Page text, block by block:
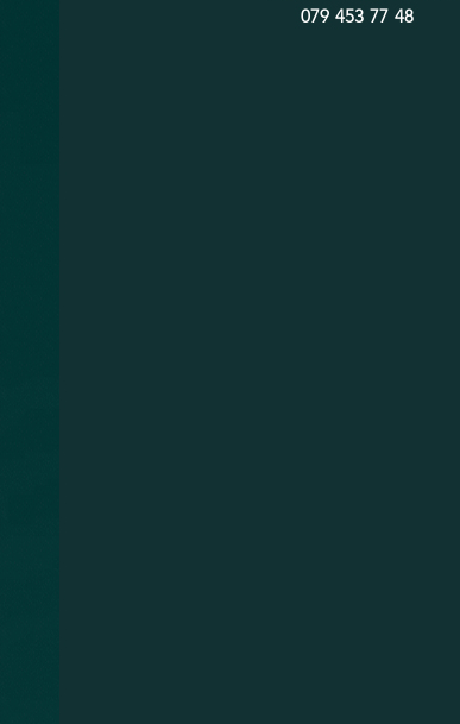
079 453 77 48